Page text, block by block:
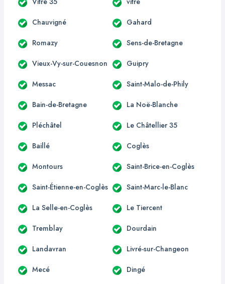
Chauvigné Gahard
Romazy Sens-de-Bretagne
Vieux-Vy-sur-Couesnon Guipry
Messac Saint-Malo-de-Phily
Bain-de-Bretagne La Noë-Blanche
Pléchâtel Le Châtellier 35
Baillé Coglès
Montours Saint-Brice-en-Coglès
Saint-Étienne-en-Coglès Saint-Marc-le-Blanc
La Selle-en-Coglès Le Tiercent
Tremblay Dourdain
Landavran Livré-sur-Changeon
Mecé Dingé